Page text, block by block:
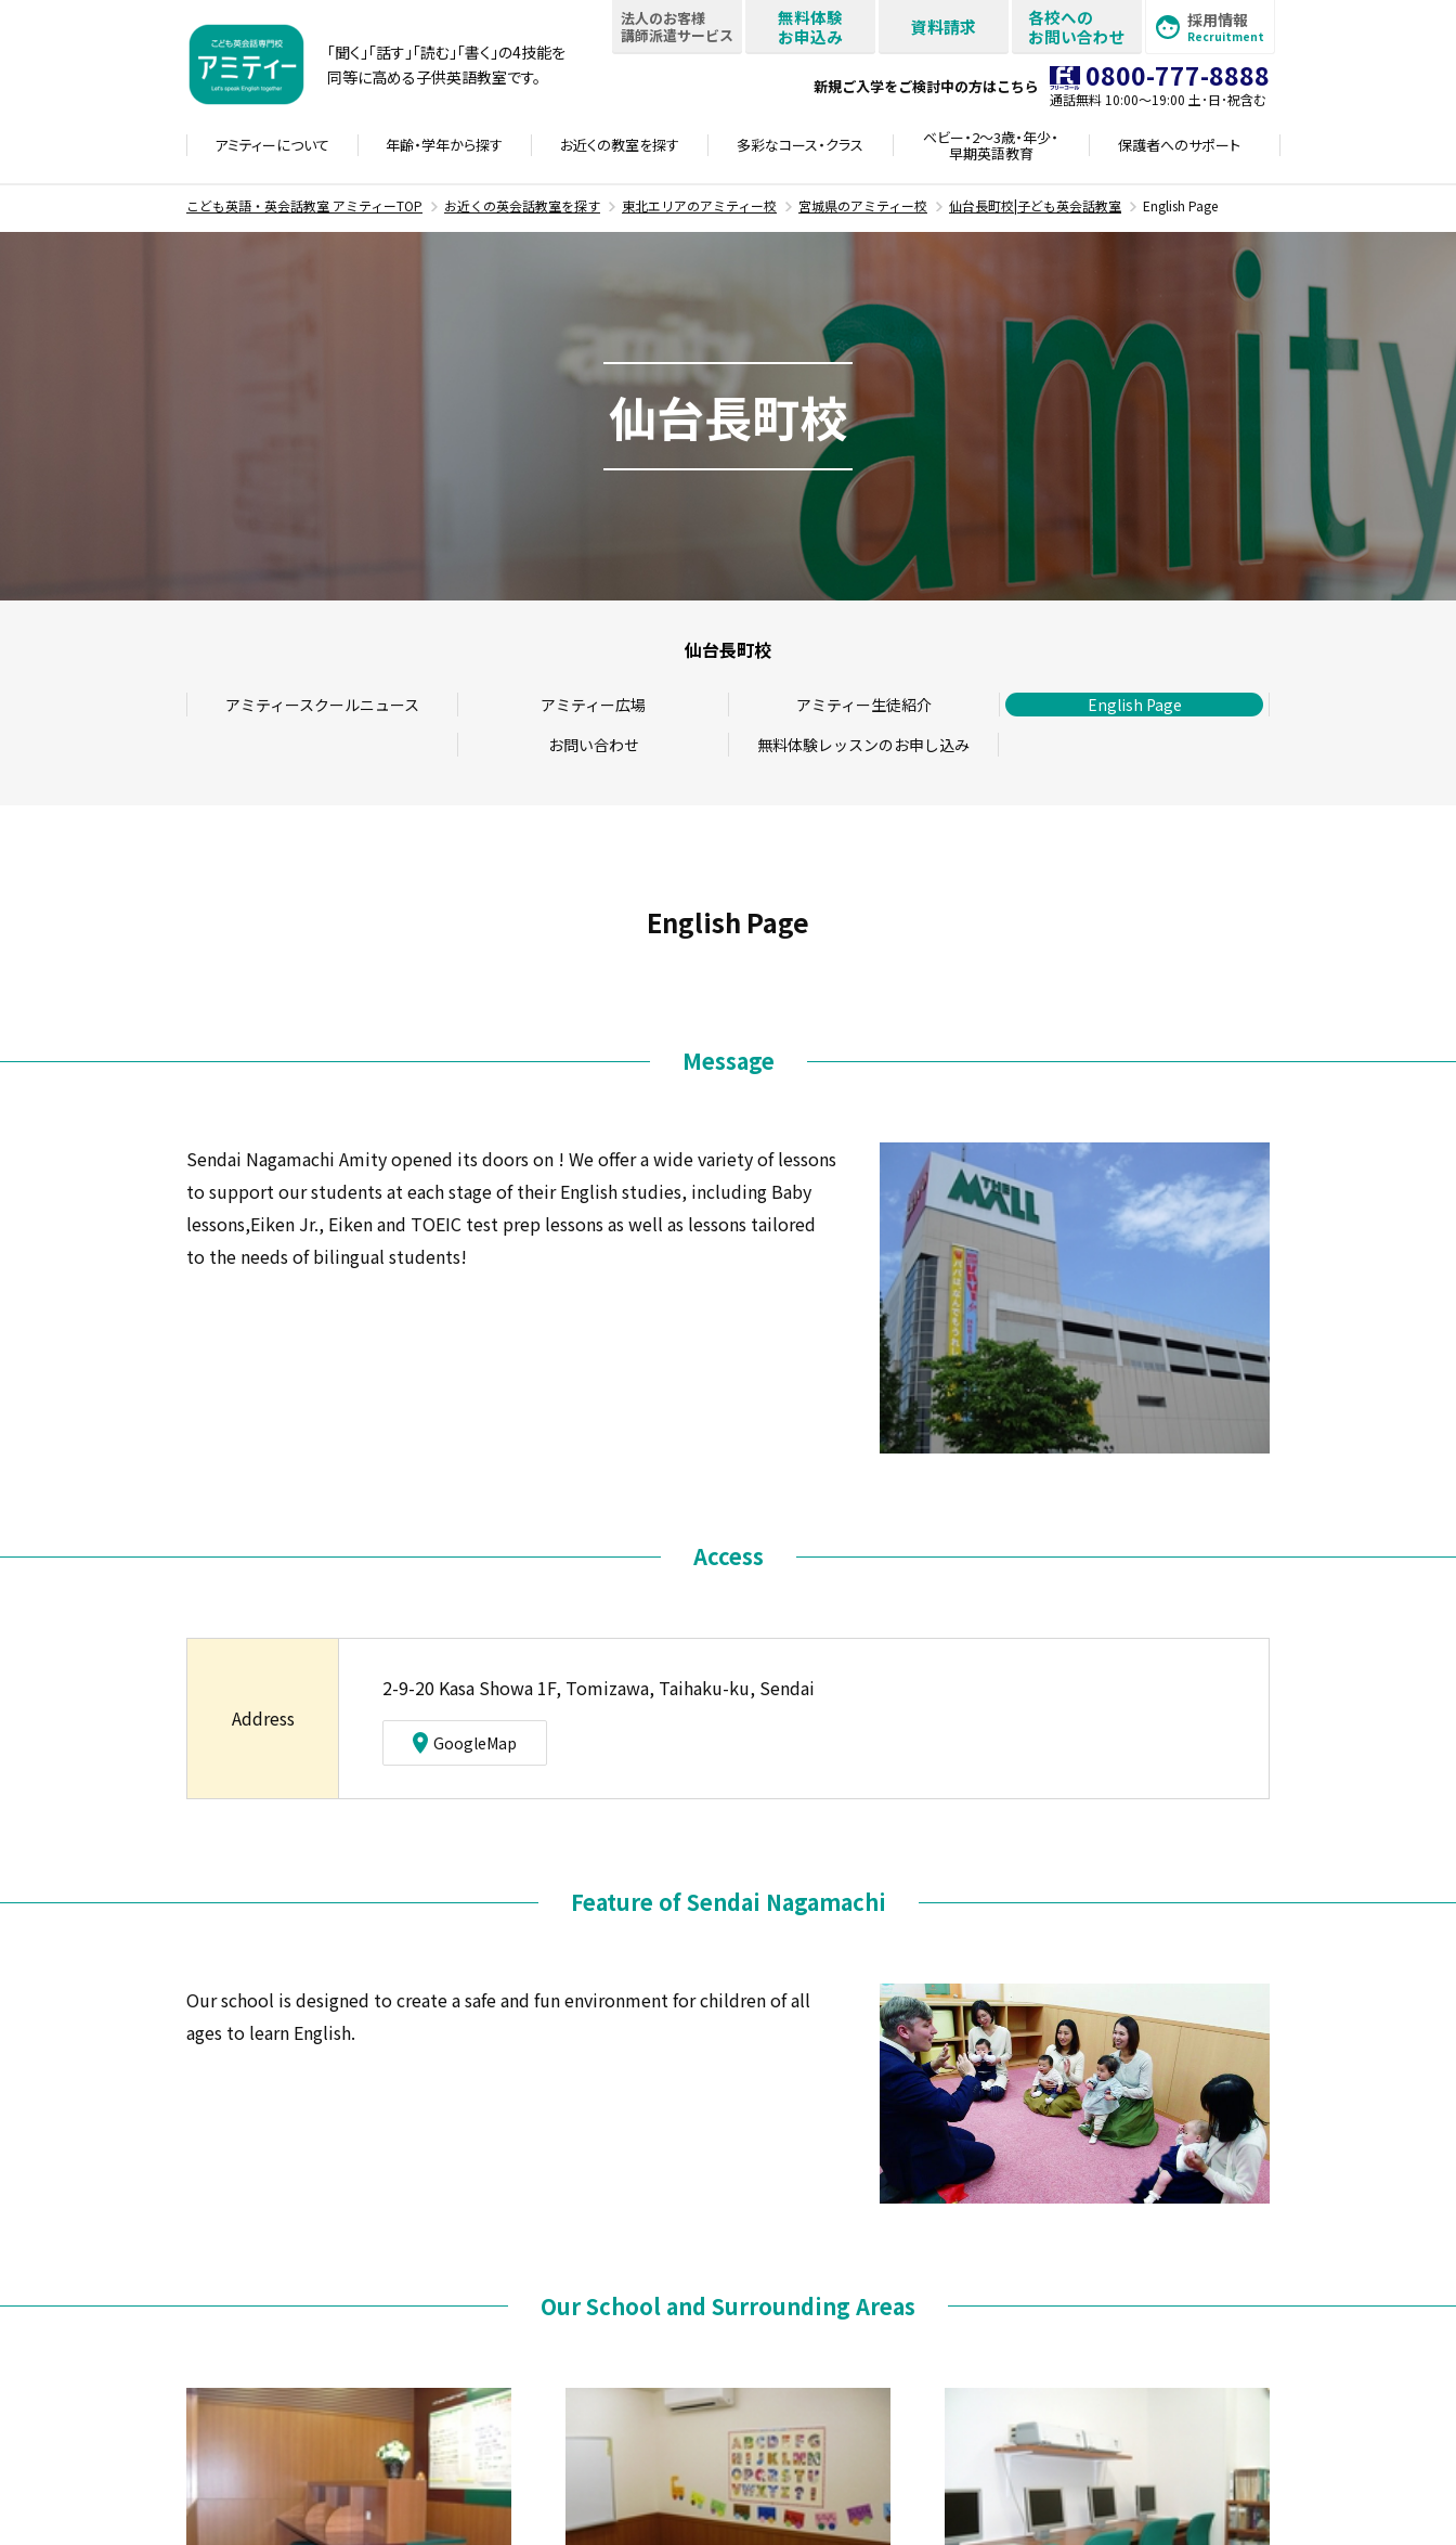
「聞く」「話す」「読む」「書く」の4技能を
同等に高める子供英語教室です。
法人のお客様
講師派遣サービス
無料体験
お申込み
資料請求
各校への
お問い合わせ
採用情報
Recruitment
新規ご入学をご検討中の方はこちら 0800-777-8888
通話無料 10:00〜19:00 土･日･祝含む
アミティーについて 年齢・学年から探す お近くの教室を探す 多彩なコース・クラス ベビー・2～3歳・年少・
早期英語教育 保護者へのサポート
こども英語・英会話教室 アミティーTOP お近くの英会話教室を探す 東北エリアのアミティー校 宮城県のアミティー校 仙台長町校|子ども英会話教室 English Page
仙台長町校
仙台長町校
アミティースクールニュース アミティー広場 アミティー生徒紹介
English Page
お問い合わせ
無料体験レッスンのお申し込み
English Page
Message
Sendai Nagamachi Amity opened its doors on ! We offer a wide variety of lessons
to support our students at each stage of their English studies, including Baby
lessons,Eiken Jr., Eiken and TOEIC test prep lessons as well as lessons tailored
to the needs of bilingual students!
Access
Address
2-9-20 Kasa Showa 1F, Tomizawa, Taihaku-ku, Sendai
GoogleMap
Feature of Sendai Nagamachi
Our school is designed to create a safe and fun environment for children of all
ages to learn English.
Our School and Surrounding Areas